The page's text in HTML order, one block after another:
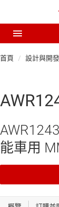
首頁 設計與開發
能車用